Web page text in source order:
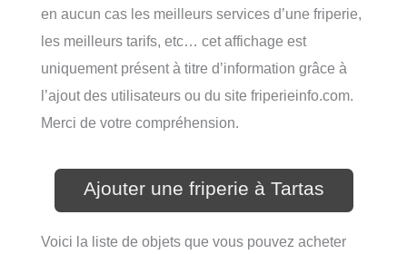
en aucun cas les meilleurs services d’une friperie,
les meilleurs tarifs, etc… cet affichage est
uniquement présent à titre d’information grâce à
l’ajout des utilisateurs ou du site friperieinfo.com.
Merci de votre compréhension.
Ajouter une friperie à Tartas
Voici la liste de objets que vous pouvez acheter